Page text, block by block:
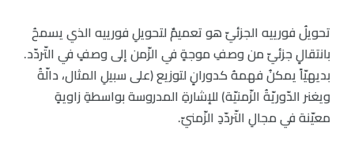
تحويلُ فورييه الجزئيّ هو تعميمٌ لتحويلِ فورييه الذي يسمحُ
بانتقالٍ جزئيّ من وصفِ موجةٍ في الزّمن إلى وصفٍ في التّردّد.
بديهيّاً يمكنُ فهمهُ كدورانٍ لتوزيع (على سبيلِ المثال، دالّةُ
ويغنر الدّوريّةُ الزّمنيّة) للإشارةِ المدروسة بواسطةِ زاويةٍ
معيّنة في مجالِ التّردّدِ الزّمنيّ.